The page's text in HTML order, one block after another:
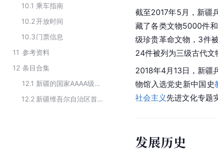
10.1 乘车指南
10.2开放时间
10.3门票信息
11 参考资料
12 条目合集
12.1
新疆的国家AAAA级旅游景区
12.2
新疆维吾尔自治区首批国有公益性收藏单位名单
截至2017年5月，新疆
藏了各类文物5000件
级珍贵革命文物，3件
24件被列为三级古代文
2018年4月13日，新疆
物馆入选党史新中国史
社会主义 先进文化专题
发展历史